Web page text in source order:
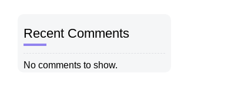
Recent Comments
No comments to show.